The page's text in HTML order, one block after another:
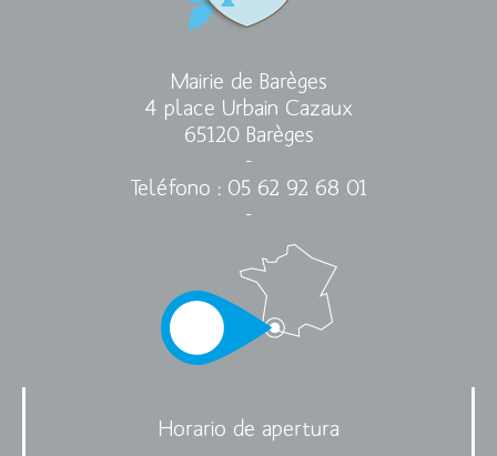
Mairie de Barèges
4 place Urbain Cazaux
65120 Barèges
-
Teléfono : 05 62 92 68 01
-
Horario de apertura